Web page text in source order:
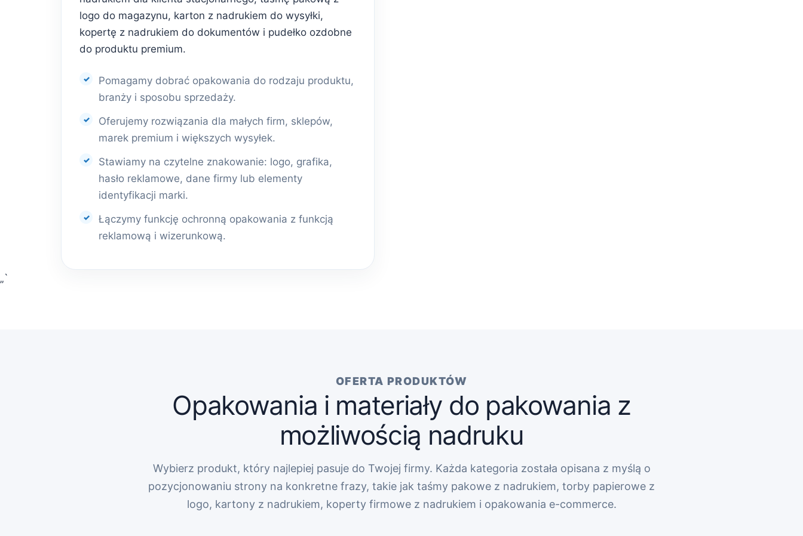
logo do magazynu, karton z nadrukiem do wysyłki,
kopertę z nadrukiem do dokumentów i pudełko ozdobne
do produktu premium.
Pomagamy dobrać opakowania do rodzaju produktu,
branży i sposobu sprzedaży.
Oferujemy rozwiązania dla małych firm, sklepów,
marek premium i większych wysyłek.
Stawiamy na czytelne znakowanie: logo, grafika,
hasło reklamowe, dane firmy lub elementy
identyfikacji marki.
Łączymy funkcję ochronną opakowania z funkcją
reklamową i wizerunkową.
„`
OFERTA PRODUKTÓW
Opakowania i materiały do pakowania z
możliwością nadruku
Wybierz produkt, który najlepiej pasuje do Twojej firmy. Każda kategoria została opisana z myślą o
pozycjonowaniu strony na konkretne frazy, takie jak taśmy pakowe z nadrukiem, torby papierowe z
logo, kartony z nadrukiem, koperty firmowe z nadrukiem i opakowania e-commerce.